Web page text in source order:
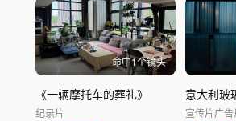
命中1个镜头
《一辆摩托车的葬礼》
纪录片
宣传片广告